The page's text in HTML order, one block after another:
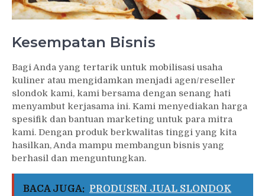
Kesempatan Bisnis
Bagi Anda yang tertarik untuk mobilisasi usaha
kuliner atau mengidamkan menjadi agen/reseller
slondok kami, kami bersama dengan senang hati
menyambut kerjasama ini. Kami menyediakan harga
spesifik dan bantuan marketing untuk para mitra
kami. Dengan produk berkwalitas tinggi yang kita
hasilkan, Anda mampu membangun bisnis yang
berhasil dan menguntungkan.
BACA JUGA: PRODUSEN JUAL SLONDOK